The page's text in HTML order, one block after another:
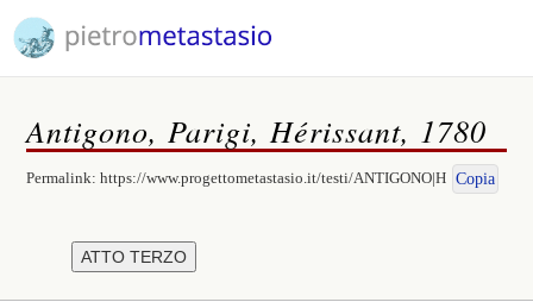
Antigono, Parigi, Hérissant, 1780
Permalink:https://www.progettometastasio.it/testi/ANTIGONO|H Copia